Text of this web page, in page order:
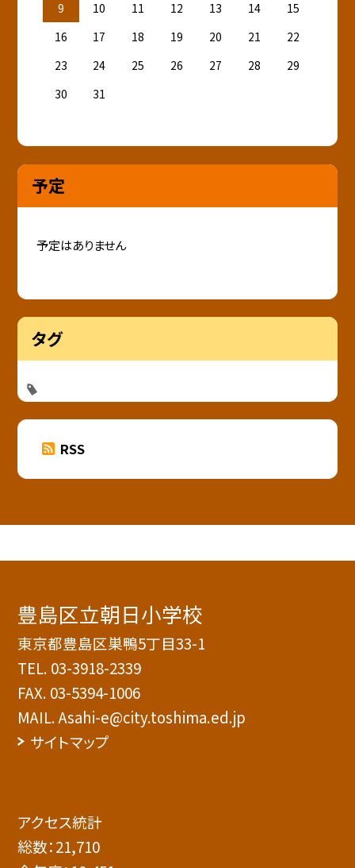
9
10 11 12 13 14
15
16
17 18 19 20 21
22
23
24 25 26 27 28
29
30
31
予定
予定はありません
タグ
RSS
豊島区立朝日小学校
東京都豊島区巣鴨5丁目33-1
TEL. 03-3918-2339
FAX. 03-5394-1006
MAIL. Asahi-e@city.toshima.ed.jp
サイトマップ
アクセス統計
総数：21,710